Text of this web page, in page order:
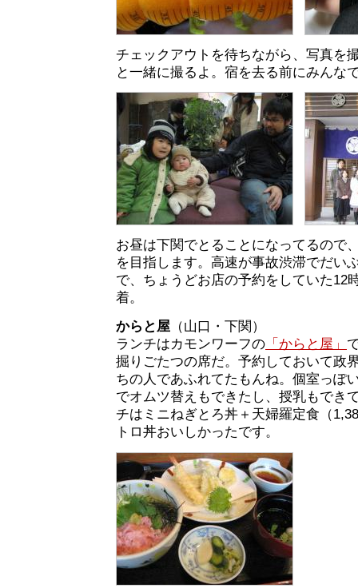
チェックアウトを待ちながら、写真を
と一緒に撮るよ。宿を去る前にみんな
お昼は下関でとることになってるので
を目指します。高速が事故渋滞でだい
で、ちょうどお店の予約をしていた12
着。
からと屋 （山口・下関）
ランチはカモンワーフの 「からと屋」
掘りごたつの席だ。予約しておいて政
ちの人であふれてたもんね。個室っぽ
でオムツ替えもできたし、授乳もでき
チはミニねぎとろ丼＋天婦羅定食（
トロ丼おいしかったです。